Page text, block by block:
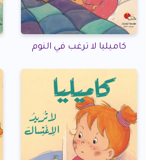
كاميليا لا ترغب في النوم